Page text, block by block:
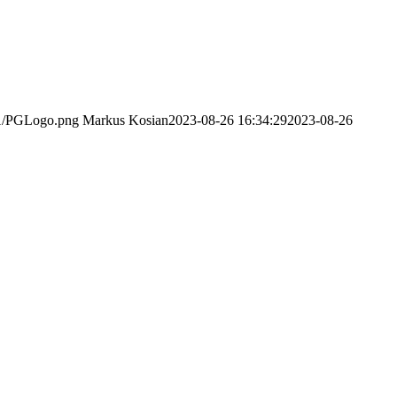
PGLogo.png Markus Kosian2023-08-26 16:34:292023-08-26